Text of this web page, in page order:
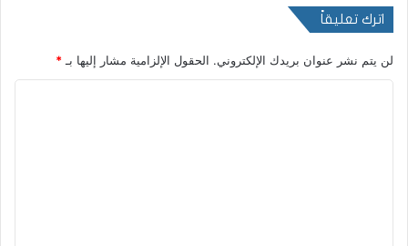
اترك تعليقاً
لن يتم نشر عنوان بريدك الإلكتروني. الحقول الإلزامية مشار إليها بـ*